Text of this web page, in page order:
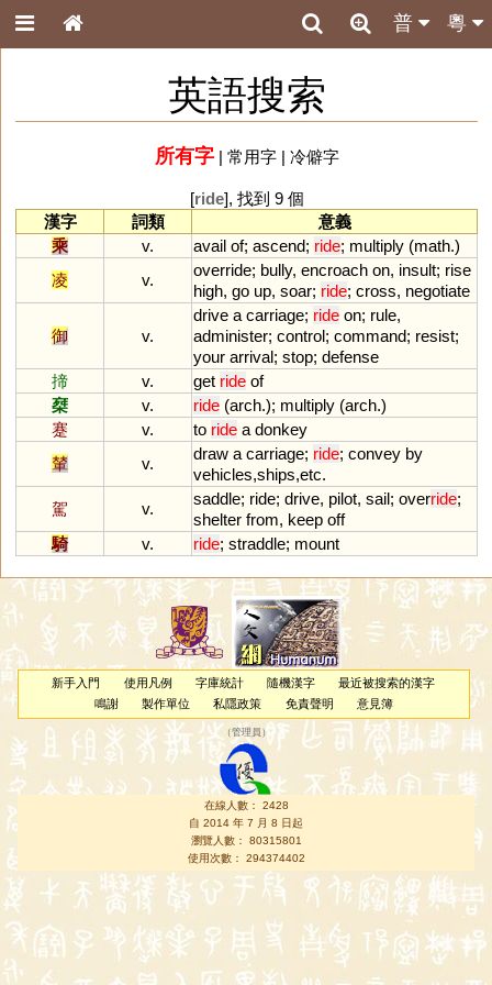
粵
普
英語搜索
所有字| 常用字| 冷僻字
[ride], 找到 9 個
漢字
詞類
意義
乘
v. avail of; ascend; ride; multiply (math.)
凌
v.
override; bully, encroach on, insult; rise
high, go up, soar; ride; cross, negotiate
御 v.
drive a carriage; ride on; rule,
administer; control; command; resist;
your arrival; stop; defense
揥
v. get ride of
椉
v. ride (arch.); multiply (arch.)
蹇
v. to ride a donkey
輦
v.
draw a carriage; ride; convey by
vehicles,ships,etc.
駕
v.
saddle; ride; drive, pilot, sail; override;
shelter from, keep off
騎
v. ride; straddle; mount
新手入門 使用凡例 字庫統計 隨機漢字
最近被搜索的漢字
鳴謝
製作單位 私隱政策 免責聲明 意見簿
（管理員 ）
在線人數： 2428
自 2014 年 7 月 8 日起
瀏覽人數： 80315801
使用次數： 294374402